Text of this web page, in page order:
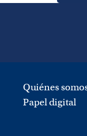
Quiénes
Papel digital